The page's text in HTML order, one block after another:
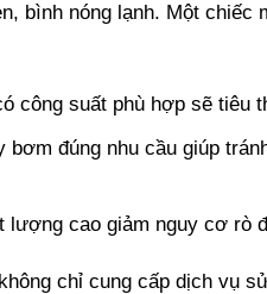
bình nóng lạnh. Một
công suất phù hợp sẽ tiêu
bơm đúng nhu cầu giúp
lượng cao giảm nguy cơ rò
chỉ cung cấp dịch vụ